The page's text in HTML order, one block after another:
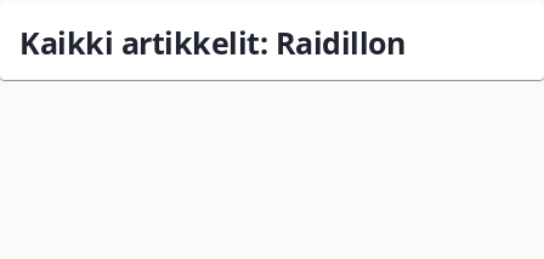
Kaikki artikkelit: Raidillon